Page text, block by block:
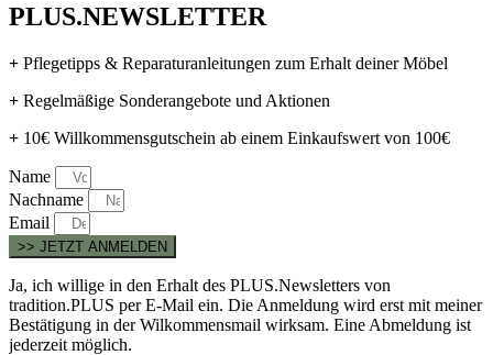
PLUS.NEWSLETTER
+ Pflegetipps & Reparaturanleitungen zum Erhalt deiner Möbel
+ Regelmäßige Sonderangebote und Aktionen
+ 10€ Willkommensgutschein ab einem Einkaufswert von 100€
Name
Nachname
Email
>> JETZT ANMELDEN
Ja, ich willige in den Erhalt des PLUS.Newsletters von
tradition.PLUS per E-Mail ein. Die Anmeldung wird erst mit meiner
Bestätigung in der Wilkommensmail wirksam. Eine Abmeldung ist
jederzeit möglich.